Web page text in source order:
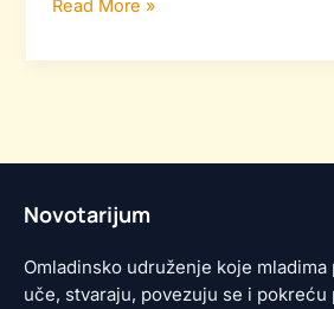
Read More »
Novotarijum
Omladinsko udruženje koje
uče, stvaraju, povezuju se i pokreću